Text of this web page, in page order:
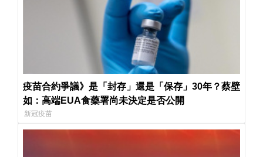
疫苗合約爭議》是「封存」還是「保存」30年？蔡壁
如：高端EUA食藥署尚未決定是否公開
新冠疫苗